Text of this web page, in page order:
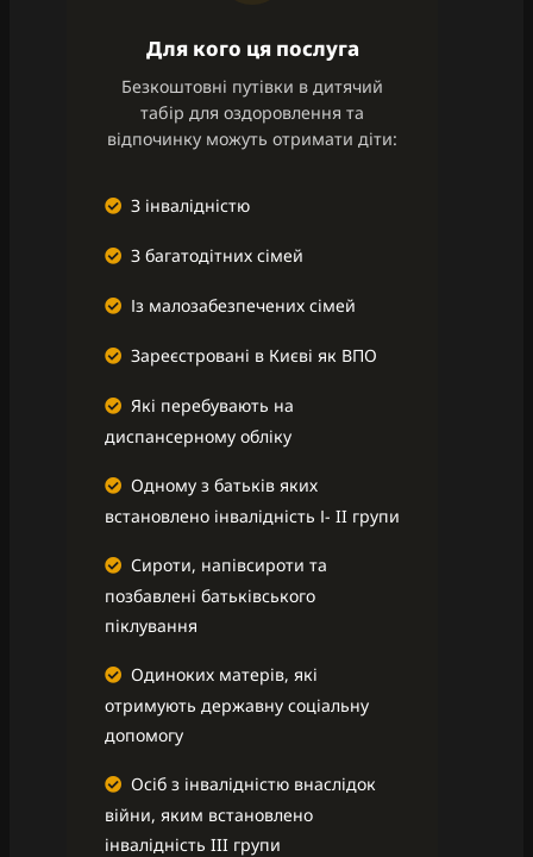
Для кого ця послуга
Безкоштовні путівки в дитячий
табір для оздоровлення та
відпочинку можуть отримати діти:
З інвалідністю
З багатодітних сімей
Із малозабезпечених сімей
Зареєстровані в Києві як ВПО
Які перебувають на
диспансерному обліку
Одному з батьків яких
встановлено інвалідність І- II групи
Сироти, напівсироти та
позбавлені батьківського
піклування
Одиноких матерів, які
отримують державну соціальну
допомогу
Осіб з інвалідністю внаслідок
війни, яким встановлено
iнвалiднiсть III групи